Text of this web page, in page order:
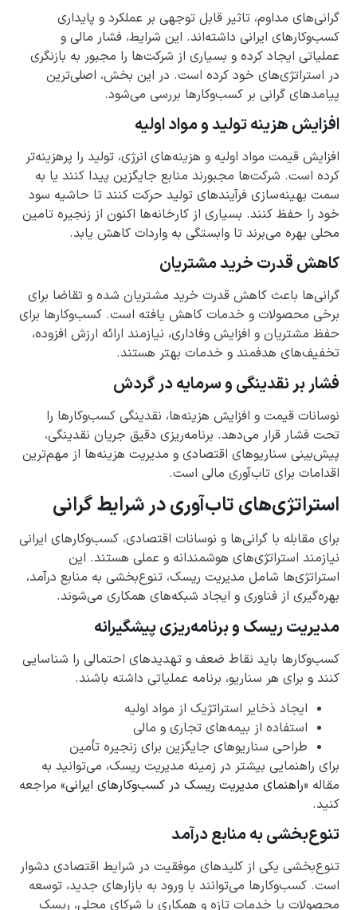
گرانی‌های مداوم، تاثیر قابل توجهی بر عملکرد و پایداری
کسب‌وکارهای ایرانی داشته‌اند. این شرایط، فشار مالی و
عملیاتی ایجاد کرده و بسیاری از شرکت‌ها را مجبور به بازنگری
در استراتژی‌های خود کرده است. در این بخش، اصلی‌ترین
پیامدهای گرانی بر کسب‌وکارها بررسی می‌شود.
افزایش هزینه تولید و مواد اولیه
افزایش قیمت مواد اولیه و هزینه‌های انرژی، تولید را پرهزینه‌تر
کرده است. شرکت‌ها مجبورند منابع جایگزین پیدا کنند یا به
سمت بهینه‌سازی فرآیندهای تولید حرکت کنند تا حاشیه سود
خود را حفظ کنند. بسیاری از کارخانه‌ها اکنون از زنجیره تامین
محلی بهره می‌برند تا وابستگی به واردات کاهش یابد.
کاهش قدرت خرید مشتریان
گرانی‌ها باعث کاهش قدرت خرید مشتریان شده و تقاضا برای
برخی محصولات و خدمات کاهش یافته است. کسب‌وکارها برای
حفظ مشتریان و افزایش وفاداری، نیازمند ارائه ارزش افزوده،
تخفیف‌های هدفمند و خدمات بهتر هستند.
فشار بر نقدینگی و سرمایه در گردش
نوسانات قیمت و افزایش هزینه‌ها، نقدینگی کسب‌وکارها را
تحت فشار قرار می‌دهد. برنامه‌ریزی دقیق جریان نقدینگی،
پیش‌بینی سناریوهای اقتصادی و مدیریت هزینه‌ها از مهم‌ترین
اقدامات برای تاب‌آوری مالی است.
استراتژی‌های تاب‌آوری در شرایط گرانی
برای مقابله با گرانی‌ها و نوسانات اقتصادی، کسب‌وکارهای ایرانی
نیازمند استراتژی‌های هوشمندانه و عملی هستند. این
استراتژی‌ها شامل مدیریت ریسک، تنوع‌بخشی به منابع درآمد،
بهره‌گیری از فناوری و ایجاد شبکه‌های همکاری می‌شوند.
مدیریت ریسک و برنامه‌ریزی پیشگیرانه
کسب‌وکارها باید نقاط ضعف و تهدیدهای احتمالی را شناسایی
کنند و برای هر سناریو، برنامه عملیاتی داشته باشند.
ایجاد ذخایر استراتژیک از مواد اولیه
استفاده از بیمه‌های تجاری و مالی
طراحی سناریوهای جایگزین برای زنجیره تأمین
برای راهنمایی بیشتر در زمینه مدیریت ریسک، می‌توانید به
مقاله «راهنمای مدیریت ریسک در کسب‌وکارهای ایرانی» مراجعه
کنید.
تنوع‌بخشی به منابع درآمد
تنوع‌بخشی یکی از کلیدهای موفقیت در شرایط اقتصادی دشوار
است. کسب‌وکارها می‌توانند با ورود به بازارهای جدید، توسعه
محصولات یا خدمات تازه و همکاری با شرکای محلی، ریسک